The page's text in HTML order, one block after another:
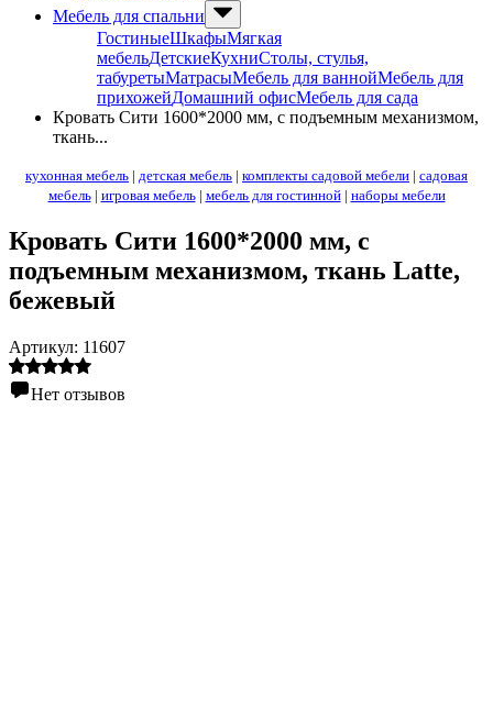
Мебель для спальни
ГостиныеШкафыМягкая
мебельДетскиеКухниСтолы, стулья,
табуретыМатрасыМебель для ваннойМебель для
прихожейДомашний офисМебель для сада
Кровать Сити 1600*2000 мм, с подъемным механизмом,
ткань...
кухонная мебель | детская мебель | комплекты садовой мебели | садовая
мебель| игровая мебель| мебель для гостинной| наборы мебели
Кровать Сити 1600*2000 мм, с
подъемным механизмом, ткань Latte,
бежевый
Артикул: 11607
Нет отзывов